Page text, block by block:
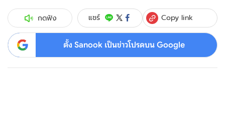
กดฟัง แชร์ Copy link
ตั้ง Sanook เป็นข่าวโปรดบน Google